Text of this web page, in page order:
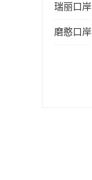
瑞丽口岸
磨憨口岸